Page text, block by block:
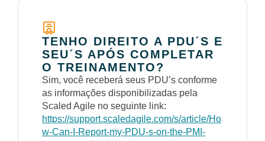
TENHO DIREITO A PDU´S E
SEU´S APÓS COMPLETAR
O TREINAMENTO?
Sim, você receberá seus PDU’s conforme
as informações disponibilizadas pela
Scaled Agile no seguinte link:
https://support.scaledagile.com/s/article/Ho
w-Can-I-Report-my-PDU-s-on-the-PMI-